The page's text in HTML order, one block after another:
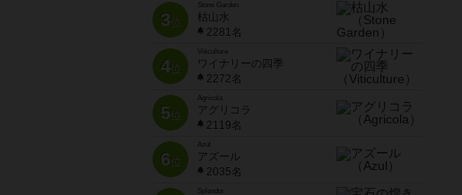
3位
Stone Garden
枯山水
2281名
4位
Viticulture
ワイナリーの四季
2272名
5位
Agricola
アグリコラ
2119名
6位
Azul
アズール
2035名